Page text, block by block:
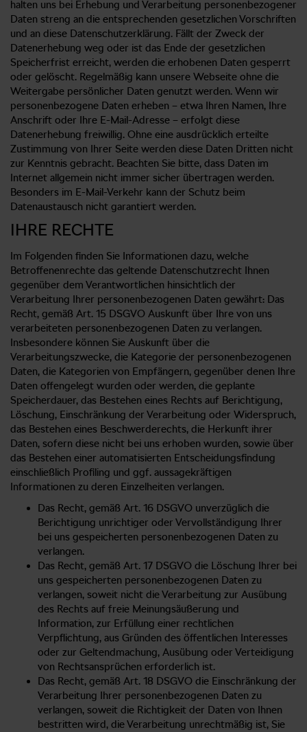
halten uns bei Erhebung und Verarbeitung personenbezogener
Daten streng an die entsprechenden gesetzlichen Vorschriften
und an diese Datenschutzerklärung. Fällt der Zweck der
Datenerhebung weg oder ist das Ende der gesetzlichen
Speicherfrist erreicht, werden die erhobenen Daten gesperrt
oder gelöscht. Regelmäßig kann unsere Webseite ohne die
Weitergabe persönlicher Daten genutzt werden. Wenn wir
personenbezogene Daten erheben – etwa Ihren Namen, Ihre
Anschrift oder Ihre E-Mail-Adresse – erfolgt diese
Datenerhebung freiwillig. Ohne eine ausdrücklich erteilte
Zustimmung von Ihrer Seite werden diese Daten Dritten nicht
zur Kenntnis gebracht. Beachten Sie bitte, dass Daten im
Internet allgemein nicht immer sicher übertragen werden.
Besonders im E-Mail-Verkehr kann der Schutz beim
Datenaustausch nicht garantiert werden.
IHRE RECHTE
Im Folgenden finden Sie Informationen dazu, welche
Betroffenenrechte das geltende Datenschutzrecht Ihnen
gegenüber dem Verantwortlichen hinsichtlich der
Verarbeitung Ihrer personenbezogenen Daten gewährt: Das
Recht, gemäß Art. 15 DSGVO Auskunft über Ihre von uns
verarbeiteten personenbezogenen Daten zu verlangen.
Insbesondere können Sie Auskunft über die
Verarbeitungszwecke, die Kategorie der personenbezogenen
Daten, die Kategorien von Empfängern, gegenüber denen Ihre
Daten offengelegt wurden oder werden, die geplante
Speicherdauer, das Bestehen eines Rechts auf Berichtigung,
Löschung, Einschränkung der Verarbeitung oder Widerspruch,
das Bestehen eines Beschwerderechts, die Herkunft ihrer
Daten, sofern diese nicht bei uns erhoben wurden, sowie über
das Bestehen einer automatisierten Entscheidungsfindung
einschließlich Profiling und ggf. aussagekräftigen
Informationen zu deren Einzelheiten verlangen.
Das Recht, gemäß Art. 16 DSGVO unverzüglich die
Berichtigung unrichtiger oder Vervollständigung Ihrer
bei uns gespeicherten personenbezogenen Daten zu
verlangen.
Das Recht, gemäß Art. 17 DSGVO die Löschung Ihrer bei
uns gespeicherten personenbezogenen Daten zu
verlangen, soweit nicht die Verarbeitung zur Ausübung
des Rechts auf freie Meinungsäußerung und
Information, zur Erfüllung einer rechtlichen
Verpflichtung, aus Gründen des öffentlichen Interesses
oder zur Geltendmachung, Ausübung oder Verteidigung
von Rechtsansprüchen erforderlich ist.
Das Recht, gemäß Art. 18 DSGVO die Einschränkung der
Verarbeitung Ihrer personenbezogenen Daten zu
verlangen, soweit die Richtigkeit der Daten von Ihnen
bestritten wird, die Verarbeitung unrechtmäßig ist, Sie